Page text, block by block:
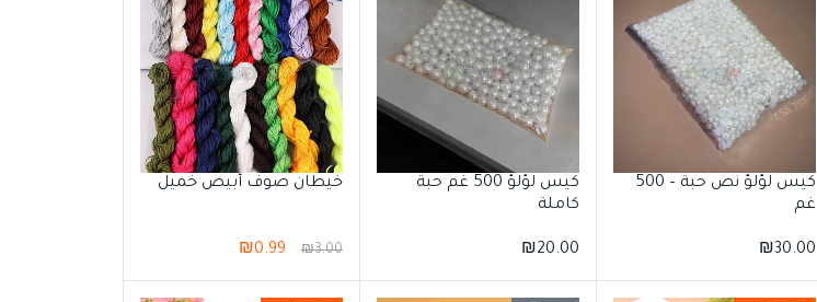
كيس لؤلؤ نص حبة – 500
غم
₪30.00
كيس لؤلؤ 500 غم حبة
كاملة
₪20.00
خيطان صوف أبيص خميل
₪3.00
₪0.99